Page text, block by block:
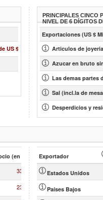
más »
US $) 1,017
3,545
153
PRINCIPALES CINCO
NIVEL DE 6 DÍGITOS
Exportaciones (US $
Articulos de
Azucar en bruto
Las demas partes
Sal (incl.la de
Desperdicios y
(en % )
33.33
23.07
Exportador
Estados Unidos
Países Bajos